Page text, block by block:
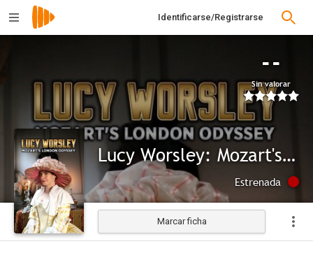
Identificarse/Registrarse
--
Sin valorar
Lucy Worsley: Mozart's London Odyssey
Estrenada
Marcar ficha